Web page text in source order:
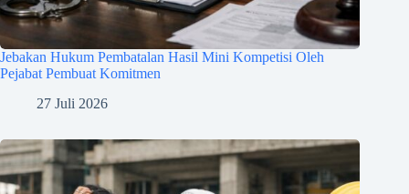
Jebakan Hukum Pembatalan Hasil Mini Kompetisi Oleh
Pejabat Pembuat Komitmen
27 Juli 2026